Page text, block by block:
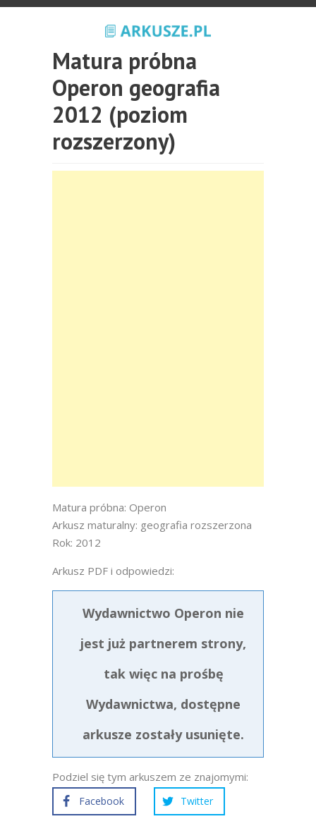
Matura próbna
Operon geografia
2012 (poziom
rozszerzony)
Matura próbna: Operon
Arkusz maturalny: geografia rozszerzona
Rok: 2012
Arkusz PDF i odpowiedzi:
Wydawnictwo Operon nie
jest już partnerem strony,
tak więc na prośbę
Wydawnictwa, dostępne
arkusze zostały usunięte.
Podziel się tym arkuszem ze znajomymi:
Facebook Twitter